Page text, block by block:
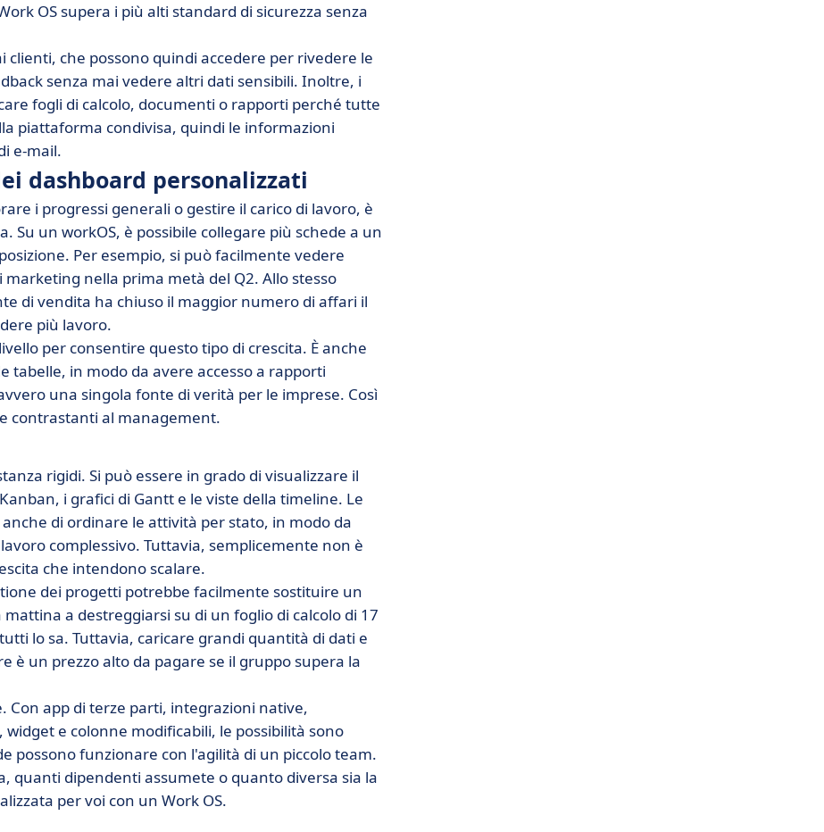
OS supera i più alti standard di sicurezza senza
clienti, che possono quindi accedere per rivedere le
senza mai vedere altri dati sensibili. Inoltre, i
fogli di calcolo, documenti o rapporti perché tutte
piattaforma condivisa, quindi le informazioni
e-mail.
dashboard personalizzati
i progressi generali o gestire il carico di lavoro, è
Su un workOS, è possibile collegare più schede a un
Per esempio, si può facilmente vedere
nella prima metà del Q2. Allo stesso
di vendita ha chiuso il maggior numero di affari il
più lavoro.
per consentire questo tipo di crescita. È anche
tabelle, in modo da avere accesso a rapporti
una singola fonte di verità per le imprese. Così
contrastanti al management.
rigidi. Si può essere in grado di visualizzare il
i grafici di Gantt e le viste della timeline. Le
di ordinare le attività per stato, in modo da
complessivo. Tuttavia, semplicemente non è
che intendono scalare.
dei progetti potrebbe facilmente sostituire un
a destreggiarsi su di un foglio di calcolo di 17
lo sa. Tuttavia, caricare grandi quantità di dati e
un prezzo alto da pagare se il gruppo supera la
Con app di terze parti, integrazioni native,
e colonne modificabili, le possibilità sono
possono funzionare con l'agilità di un piccolo team.
quanti dipendenti assumete o quanto diversa sia la
per voi con un Work OS.